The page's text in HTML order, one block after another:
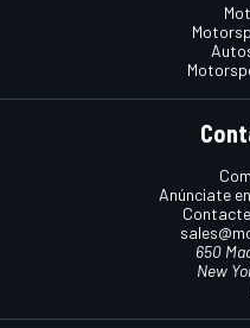
Anúnciate
650
New